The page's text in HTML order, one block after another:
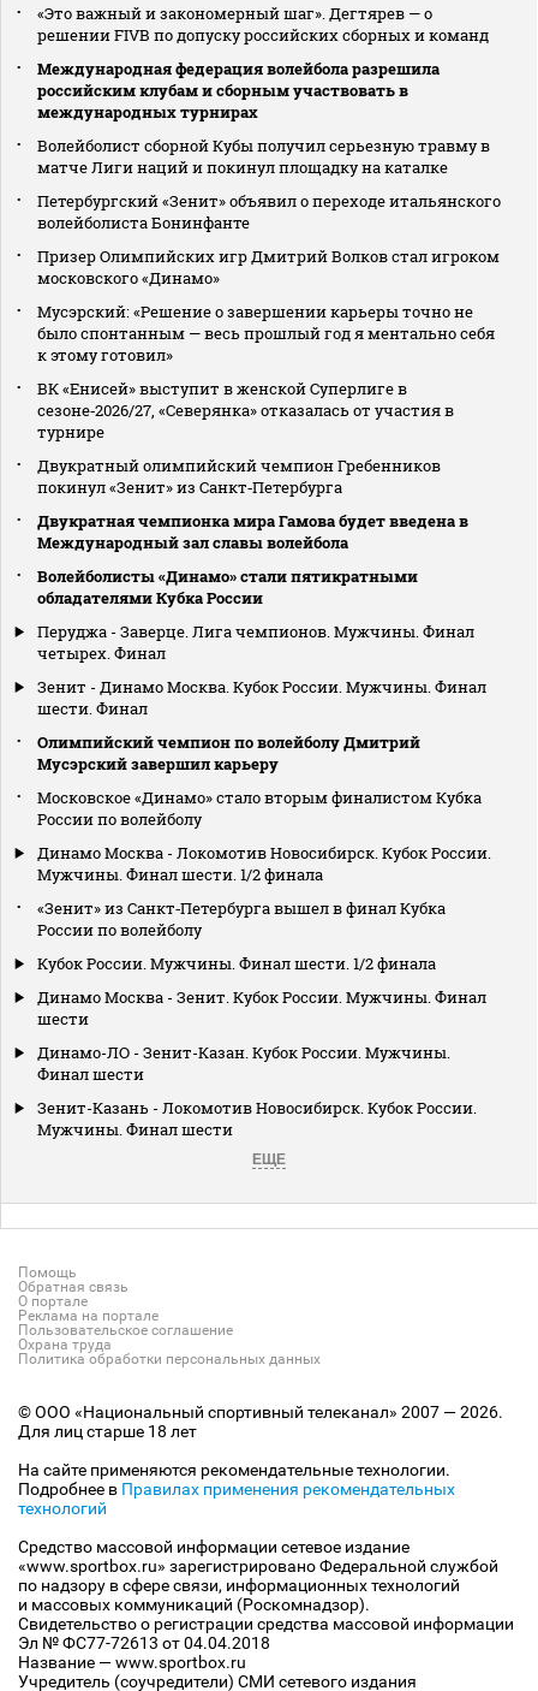
«Это важный и закономерный шаг». Дегтярев — о
решении FIVB по допуску российских сборных и команд
Международная федерация волейбола разрешила
российским клубам и сборным участвовать в
международных турнирах
Волейболист сборной Кубы получил серьезную травму в
матче Лиги наций и покинул площадку на каталке
Петербургский «Зенит» объявил о переходе итальянского
волейболиста Бонинфанте
Призер Олимпийских игр Дмитрий Волков стал игроком
московского «Динамо»
Мусэрский: «Решение о завершении карьеры точно не
было спонтанным — весь прошлый год я ментально себя
к этому готовил»
ВК «Енисей» выступит в женской Суперлиге в
сезоне‑2026/27, «Северянка» отказалась от участия в
турнире
Двукратный олимпийский чемпион Гребенников
покинул «Зенит» из Санкт‑Петербурга
Двукратная чемпионка мира Гамова будет введена в
Международный зал славы волейбола
Волейболисты «Динамо» стали пятикратными
обладателями Кубка России
Перуджа - Заверце. Лига чемпионов. Мужчины. Финал
четырех. Финал
Зенит - Динамо Москва. Кубок России. Мужчины. Финал
шести. Финал
Олимпийский чемпион по волейболу Дмитрий
Мусэрский завершил карьеру
Московское «Динамо» стало вторым финалистом Кубка
России по волейболу
Динамо Москва - Локомотив Новосибирск. Кубок России.
Мужчины. Финал шести. 1/2 финала
«Зенит» из Санкт‑Петербурга вышел в финал Кубка
России по волейболу
Кубок России. Мужчины. Финал шести. 1/2 финала
Динамо Москва - Зенит. Кубок России. Мужчины. Финал
шести
Динамо-ЛО - Зенит-Казан. Кубок России. Мужчины.
Финал шести
Зенит-Казань - Локомотив Новосибирск. Кубок России.
Мужчины. Финал шести
ЕЩЕ
Помощь
Обратная связь
О портале
Реклама на портале
Пользовательское соглашение
Охрана труда
Политика обработки персональных данных
© ООО «Национальный спортивный телеканал» 2007 — 2026.
Для лиц старше 18 лет
На сайте применяются рекомендательные технологии.
Подробнее в Правилах применения рекомендательных
технологий
Средство массовой информации сетевое издание
«www.sportbox.ru» зарегистрировано Федеральной службой
по надзору в сфере связи, информационных технологий
и массовых коммуникаций (Роскомнадзор).
Свидетельство о регистрации средства массовой информации
Эл № ФС77-72613 от 04.04.2018
Название — www.sportbox.ru
Учредитель (соучредители) СМИ сетевого издания